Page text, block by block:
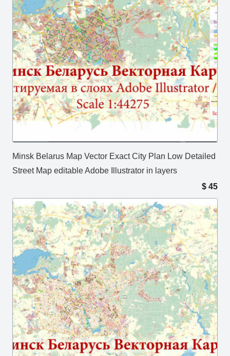
Minsk Belarus Map Vector Exact City Plan Low Detailed
Street Map editable Adobe Illustrator in layers
$ 45